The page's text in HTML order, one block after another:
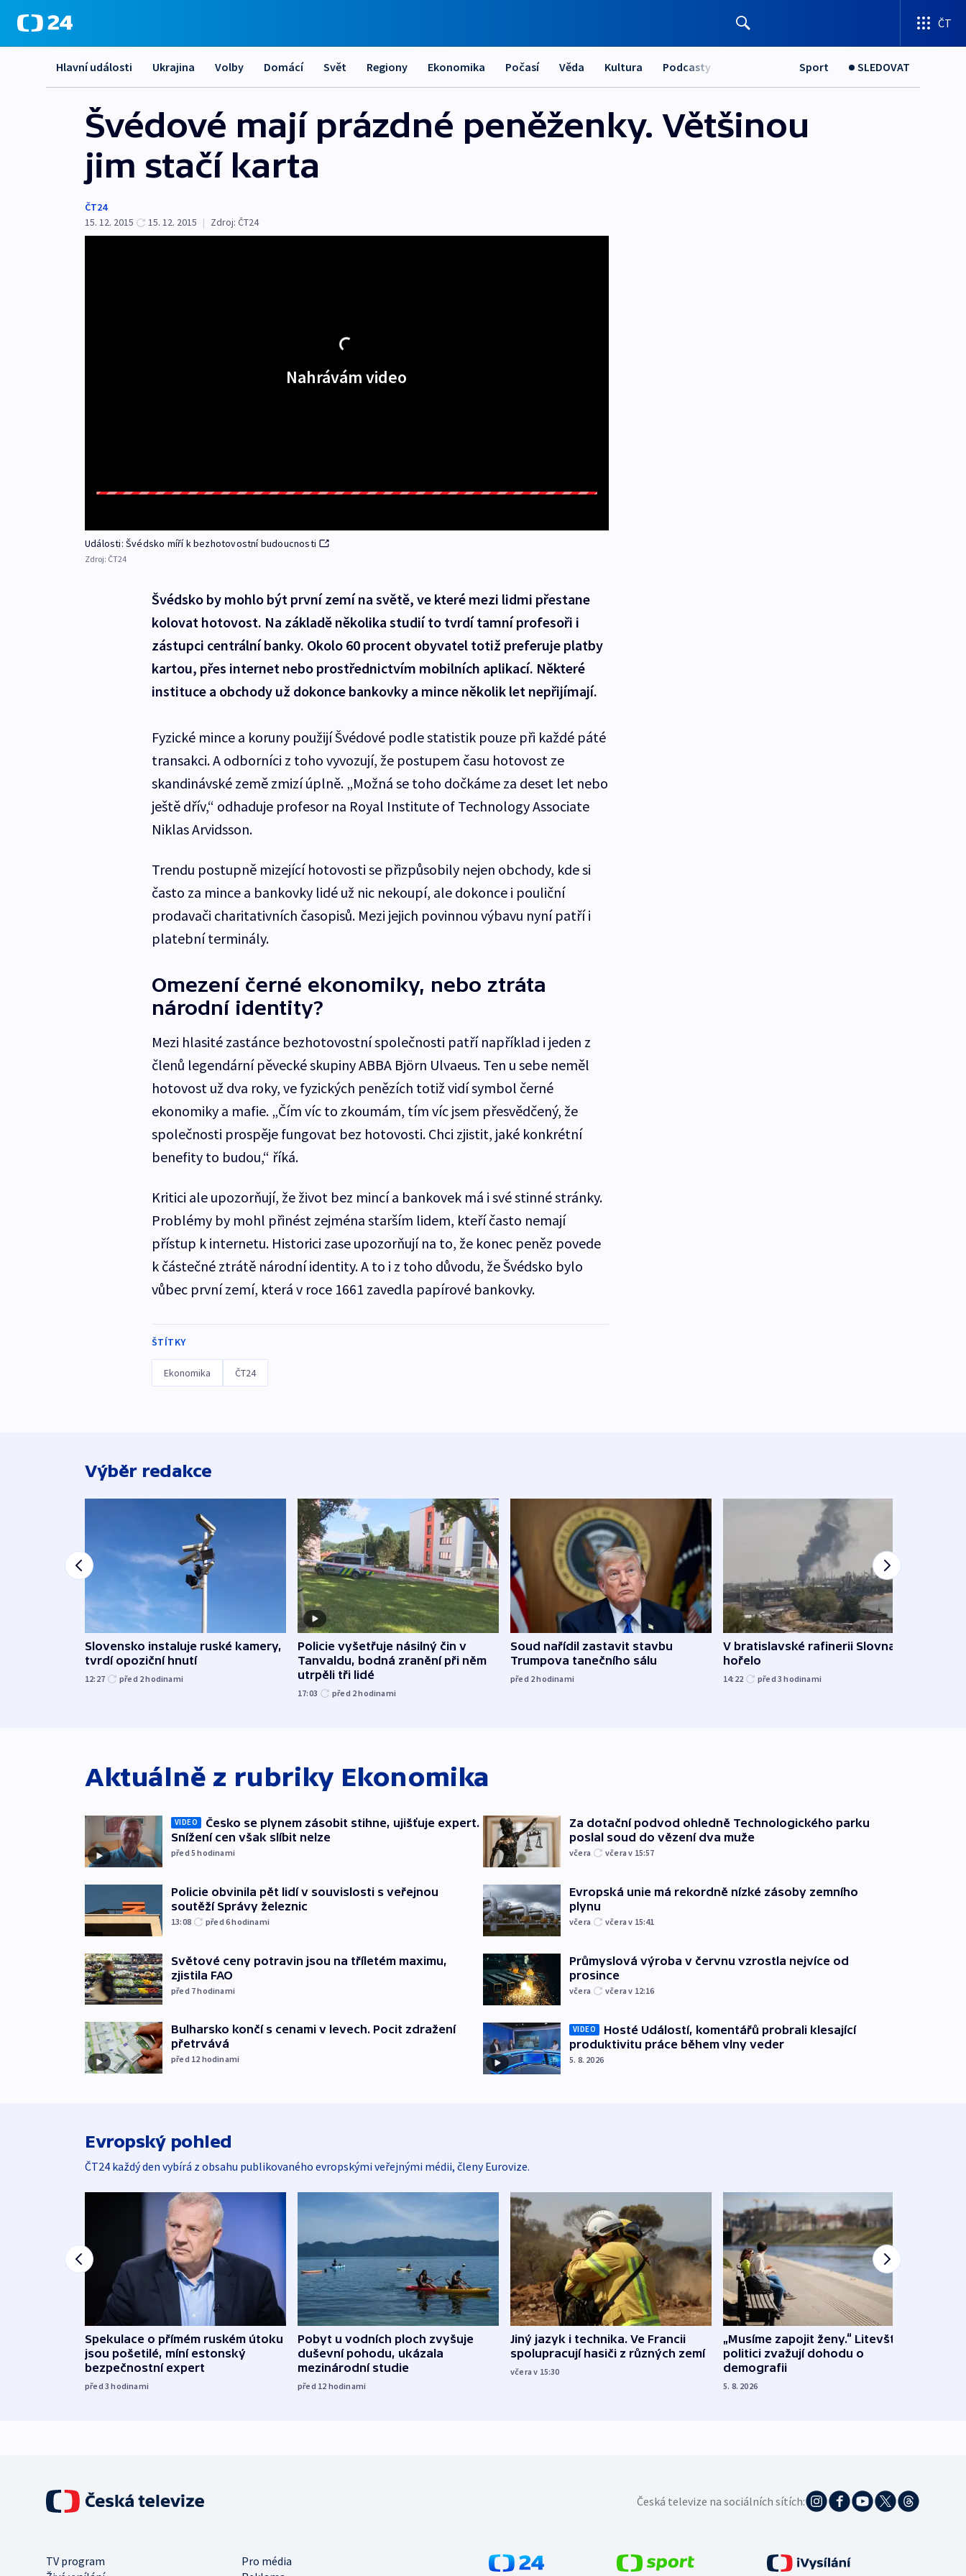
ČT
Hlavní události Ukrajina Volby Domácí Svět Regiony Ekonomika Počasí Věda Kultura Podcasty Sport SLEDOVAT
Švédové mají prázdné peněženky. Většinou
jim stačí karta
ČT24
15. 12. 2015
15. 12. 2015 | Zdroj: ČT24
Nahrávám video
Události: Švédsko míří k bezhotovostní budoucnosti
Zdroj: ČT24
Švédsko by mohlo být první zemí na světě, ve které mezi lidmi přestane
kolovat hotovost. Na základě několika studií to tvrdí tamní profesoři i
zástupci centrální banky. Okolo 60 procent obyvatel totiž preferuje platby
kartou, přes internet nebo prostřednictvím mobilních aplikací. Některé
instituce a obchody už dokonce bankovky a mince několik let nepřijímají.
Fyzické mince a koruny použijí Švédové podle statistik pouze při každé páté
transakci. A odborníci z toho vyvozují, že postupem času hotovost ze
skandinávské země zmizí úplně. „Možná se toho dočkáme za deset let nebo
ještě dřív,“ odhaduje profesor na Royal Institute of Technology Associate
Niklas Arvidsson.
Trendu postupně mizející hotovosti se přizpůsobily nejen obchody, kde si
často za mince a bankovky lidé už nic nekoupí, ale dokonce i pouliční
prodavači charitativních časopisů. Mezi jejich povinnou výbavu nyní patří i
platební terminály.
Omezení černé ekonomiky, nebo ztráta
národní identity?
Mezi hlasité zastánce bezhotovostní společnosti patří například i jeden z
členů legendární pěvecké skupiny ABBA Björn Ulvaeus. Ten u sebe neměl
hotovost už dva roky, ve fyzických penězích totiž vidí symbol černé
ekonomiky a mafie. „Čím víc to zkoumám, tím víc jsem přesvědčený, že
společnosti prospěje fungovat bez hotovosti. Chci zjistit, jaké konkrétní
benefity to budou,“ říká.
Kritici ale upozorňují, že život bez mincí a bankovek má i své stinné stránky.
Problémy by mohl přinést zejména starším lidem, kteří často nemají
přístup k internetu. Historici zase upozorňují na to, že konec peněz povede
k částečné ztrátě národní identity. A to i z toho důvodu, že Švédsko bylo
vůbec první zemí, která v roce 1661 zavedla papírové bankovky.
ŠTÍTKY
Ekonomika ČT24
Výběr redakce
Slovensko instaluje ruské kamery,
tvrdí opoziční hnutí
12:27 před 2hodinami
Policie vyšetřuje násilný čin v
Tanvaldu, bodná zranění při něm
utrpěli tři lidé
17:03 před 2hodinami
Soud nařídil zastavit stavbu
Trumpova tanečního sálu
před 2hodinami
V bratislavské rafinerii Slovnaft
hořelo
14:22 před 3hodinami
Aktuálně z rubriky Ekonomika
VIDEO
Česko se plynem zásobit stihne, ujišťuje expert.
Snížení cen však slíbit nelze
před 5hodinami
Policie obvinila pět lidí v souvislosti s veřejnou
soutěží Správy železnic
13:08 před 6hodinami
Světové ceny potravin jsou na tříletém maximu,
zjistila FAO
před 7hodinami
Bulharsko končí s cenami v levech. Pocit zdražení
přetrvává
před 12 hodinami
Za dotační podvod ohledně Technologického parku
poslal soud do vězení dva muže
včera včera v 15:57
Evropská unie má rekordně nízké zásoby zemního
plynu
včera včera v 15:41
Průmyslová výroba v červnu vzrostla nejvíce od
prosince
včera včera v 12:16
VIDEO
Hosté Událostí, komentářů probrali klesající
produktivitu práce během vlny veder
5. 8. 2026
Evropský pohled
ČT24 každý den vybírá z obsahu publikovaného evropskými veřejnými médii, členy Eurovize.
Spekulace o přímém ruském útoku
jsou pošetilé, míní estonský
bezpečnostní expert
před 3hodinami
Pobyt u vodních ploch zvyšuje
duševní pohodu, ukázala
mezinárodní studie
před 12 hodinami
Jiný jazyk i technika. Ve Francii
spolupracují hasiči z různých zemí
včera v 15:30
„Musíme zapojit ženy.“ Litevští
politici zvažují dohodu o
demografii
5. 8. 2026
Česká televize na sociálních sítích:
TV program
Pro média